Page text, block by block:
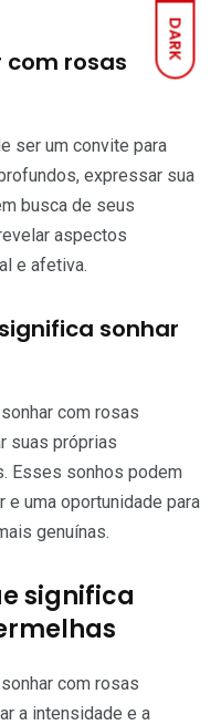
DARK
com rosas
ser um convite para
expressar sua
busca de seus
aspectos
e afetiva.
sonhar
com rosas
suas próprias
Esses sonhos podem
uma oportunidade para
genuínas.
significa
com rosas
a intensidade e a